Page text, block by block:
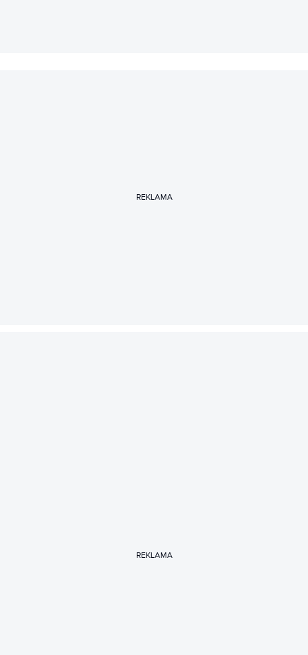
REKLAMA
REKLAMA